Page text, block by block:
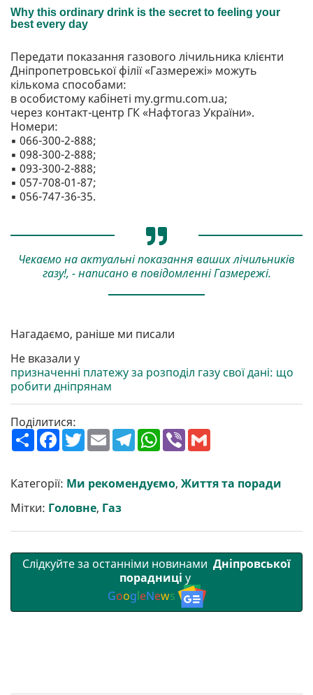
Передати показання газового лічильника клієнти
Дніпропетровської філії «Газмережі» можуть
кількома способами:
в особистому кабінеті my.grmu.com.ua;
через контакт-центр ГК «Нафтогаз України».
Номери:
▪️ 066-300-2-888;
▪️ 098-300-2-888;
▪️ 093-300-2-888;
▪️ 057-708-01-87;
▪️ 056-747-36-35.
Чекаємо на актуальні показання ваших лічильників
газу!, - написано в повідомленні Газмережі.
Нагадаємо, раніше ми писали
Не вказали у
призначенні платежу за розподіл газу свої дані: що
робити дніпрянам
Поділитися:
П
о
р
и
т
и
F
a
b
o
o
k
T
w
e
r
E
m
l
T
e
g
r
W
h
s
A
V
r l
Категорії: Ми рекомендуємо, Життя та поради
Мітки: Головне, Газ
Слідкуйте за останніми новинами Дніпровської
порадниці у
GoogleNews